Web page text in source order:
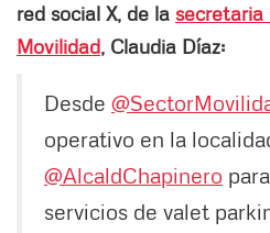
red social X, de la
Movilidad, Claudia Díaz:
Desde
operativo en la
@AlcaldChapinero
servicios de valet